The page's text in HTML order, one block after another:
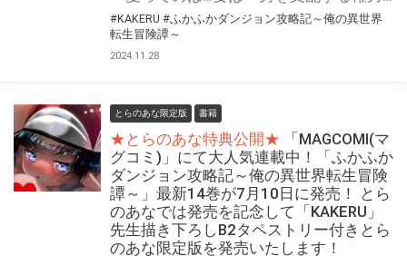
#KAKERU #ふかふかダンジョン攻略記～俺の異世界
転生冒険譚～
2024.11.28
とらのあな限定版 書籍
★とらのあな特典公開★
「MAGCOMI(マ
グコミ)」にて大人気連載中！「ふかふか
ダンジョン攻略記～俺の異世界転生冒険
譚～」最新14巻が7月10日に発売！ とら
のあなでは発売を記念して「KAKERU」
先生描き下ろしB2タペストリー付きとら
のあな限定版を発売いたします！